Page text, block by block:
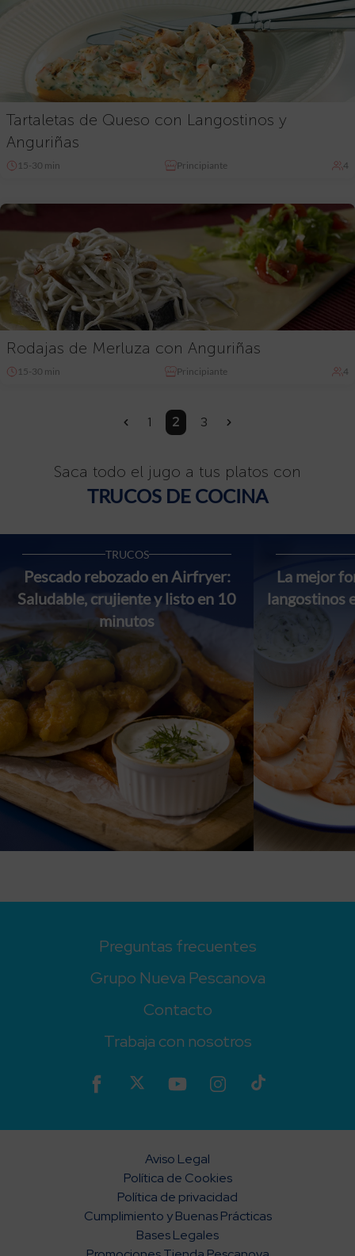
Tartaletas de Queso con Langostinos y
Anguriñas
15-30 min Principiante 4
Rodajas de Merluza con Anguriñas
15-30 min Principiante 4
« 1 2 3 »
Saca todo el jugo a tus platos con
TRUCOS DE COCINA
TRUCOS
Pescado rebozado en Airfryer:
Saludable, crujiente y listo en 10
minutos
La mejor
langostinos
Preguntas frecuentes
Grupo Nueva Pescanova
Contacto
Trabaja con nosotros
Aviso Legal
Política de Cookies
Política de privacidad
Cumplimiento y Buenas Prácticas
Bases Legales